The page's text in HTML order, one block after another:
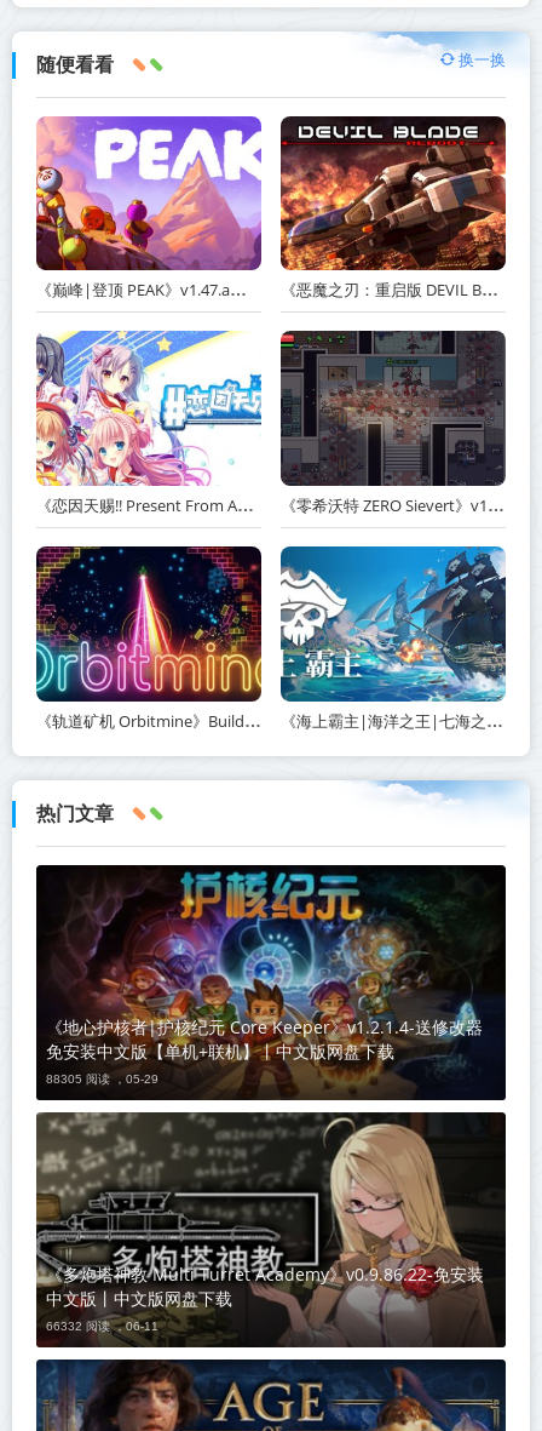
随便看看 换一换
《巅峰|登顶 PEAK》v1.47.a【单机+联机】丨中文版网盘下载 《恶魔之刃：重启版 DEVIL BLADE REBOOT》v1.2.4-免安装中文版丨中文版网盘下载
《恋因天赐!! Present From Angel Template!! An Angel's Gift》Build.23930554-免安装中文版丨中文版网盘下载 《零希沃特 ZERO Sievert》v1.2.59-免安装中文版丨中文版网盘下载
《轨道矿机 Orbitmine》Build.24135737-免安装中文版丨中文版网盘下载 《海上霸主|海洋之王|七海之王 King of Seas》v1.20-免安装中文版丨中文版网盘下载
热门文章
《地心护核者|护核纪元 Core Keeper》v1.2.1.4-送修改器
免安装中文版【单机+联机】丨中文版网盘下载
88305 阅读 ，05-29
《多炮塔神教 Multi Turret Academy》v0.9.86.22-免安装
中文版丨中文版网盘下载
66332 阅读 ，06-11